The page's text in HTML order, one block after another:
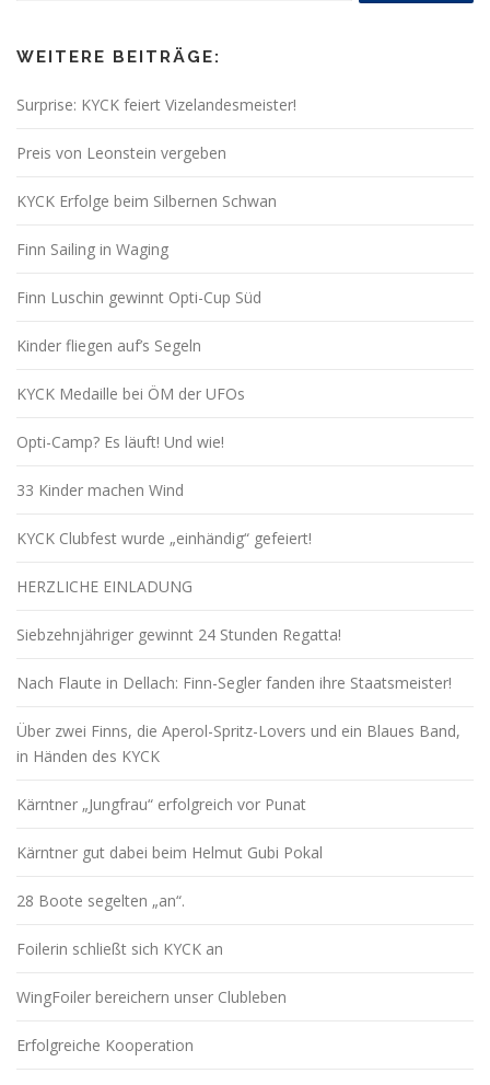
WEITERE BEITRÄGE:
Surprise: KYCK feiert Vizelandesmeister!
Preis von Leonstein vergeben
KYCK Erfolge beim Silbernen Schwan
Finn Sailing in Waging
Finn Luschin gewinnt Opti-Cup Süd
Kinder fliegen auf’s Segeln
KYCK Medaille bei ÖM der UFOs
Opti-Camp? Es läuft! Und wie!
33 Kinder machen Wind
KYCK Clubfest wurde „einhändig“ gefeiert!
HERZLICHE EINLADUNG
Siebzehnjähriger gewinnt 24 Stunden Regatta!
Nach Flaute in Dellach: Finn-Segler fanden ihre Staatsmeister!
Über zwei Finns, die Aperol-Spritz-Lovers und ein Blaues Band,
in Händen des KYCK
Kärntner „Jungfrau“ erfolgreich vor Punat
Kärntner gut dabei beim Helmut Gubi Pokal
28 Boote segelten „an“.
Foilerin schließt sich KYCK an
WingFoiler bereichern unser Clubleben
Erfolgreiche Kooperation